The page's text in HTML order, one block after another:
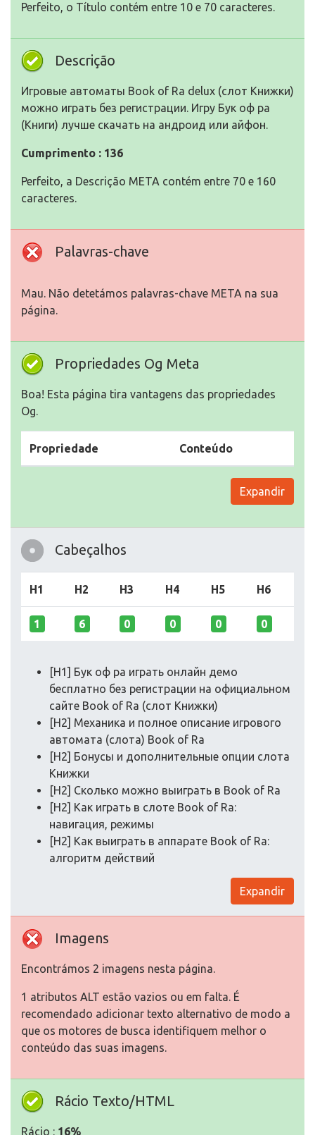
Perfeito, o Título contém entre 10 e 70 caracteres.
Descrição
Игровые автоматы Book of Ra delux (слот Книжки)
можно играть без регистрации. Игру Бук оф ра
(Книги) лучше скачать на андроид или айфон.
Cumprimento : 136
Perfeito, a Descrição META contém entre 70 e 160
caracteres.
Palavras-chave
Mau. Não detetámos palavras-chave META na sua
página.
Propriedades Og Meta
Boa! Esta página tira vantagens das propriedades
Og.
Propriedade Conteúdo
Expandir
Cabeçalhos
H1 H2 H3 H4 H5 H6
1 6 0 0 0 0
[H1] Бук оф ра играть онлайн демо
бесплатно без регистрации на официальном
сайте Book of Ra (слот Книжки)
[H2] Механика и полное описание игрового
автомата (слота) Book of Ra
[H2] Бонусы и дополнительные опции слота
Книжки
[H2] Сколько можно выиграть в Book of Ra
[H2] Как играть в слоте Book of Ra:
навигация, режимы
[H2] Как выиграть в аппарате Book of Ra:
алгоритм действий
Expandir
Imagens
Encontrámos 2 imagens nesta página.
1 atributos ALT estão vazios ou em falta. É
recomendado adicionar texto alternativo de modo a
que os motores de busca identifiquem melhor o
conteúdo das suas imagens.
Rácio Texto/HTML
Rácio : 16%